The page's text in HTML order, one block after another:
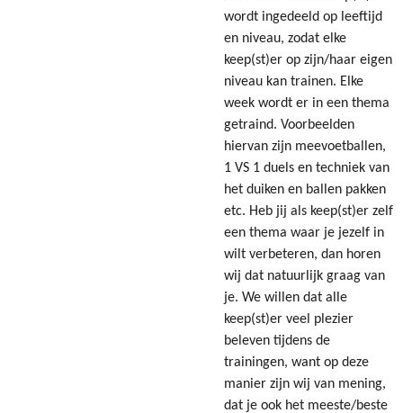
wordt ingedeeld op leeftijd
en niveau, zodat elke
keep(st)er op zijn/haar eigen
niveau kan trainen. Elke
week wordt er in een thema
getraind. Voorbeelden
hiervan zijn meevoetballen,
1 VS 1 duels en techniek van
het duiken en ballen pakken
etc. Heb jij als keep(st)er zelf
een thema waar je jezelf in
wilt verbeteren, dan horen
wij dat natuurlijk graag van
je. We willen dat alle
keep(st)er veel plezier
beleven tijdens de
trainingen, want op deze
manier zijn wij van mening,
dat je ook het meeste/beste